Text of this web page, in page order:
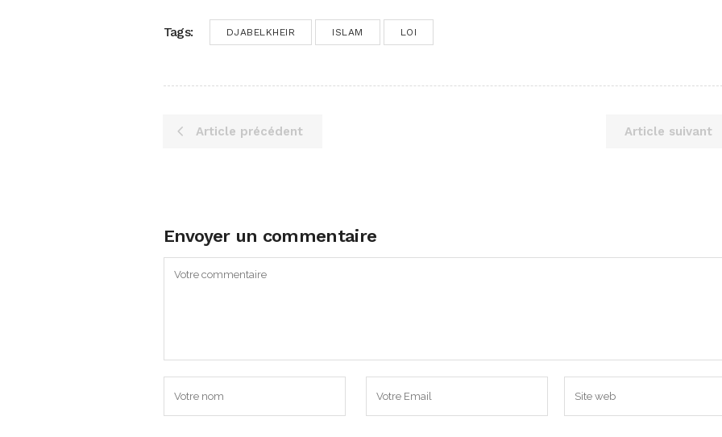
Tags: DJABELKHEIR ISLAM LOI
Article précédent Article suivant
Envoyer un commentaire